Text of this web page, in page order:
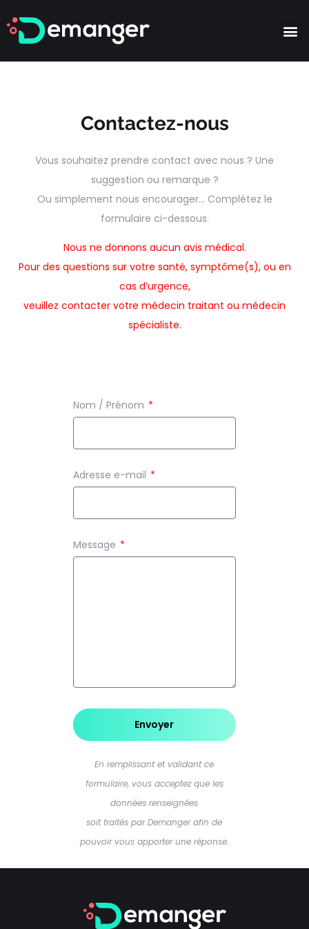
Contactez-nous
Vous souhaitez prendre contact avec nous ? Une
suggestion ou remarque ?
Ou simplement nous encourager… Complétez le
formulaire ci-dessous.
Nous ne donnons aucun avis médical.
Pour des questions sur votre santé, symptôme(s), ou en
cas d’urgence,
veuillez contacter votre médecin traitant ou médecin
spécialiste.
Nom / Prénom
Adresse e-mail
Message
Envoyer
En remplissant et validant ce
formulaire, vous acceptez que les
données renseignées
soit traités par Demanger afin de
pouvoir vous apporter une réponse.